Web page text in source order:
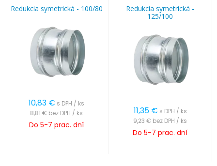
Redukcia symetrická - 100/80
10,83 € s DPH / ks
8,81 € bez DPH / ks
Do 5-7 prac. dní
Redukcia symetrická -
125/100
11,35 € s DPH / ks
9,23 € bez DPH / ks
Do 5-7 prac. dní